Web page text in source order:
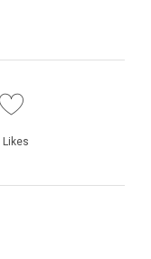
Likes